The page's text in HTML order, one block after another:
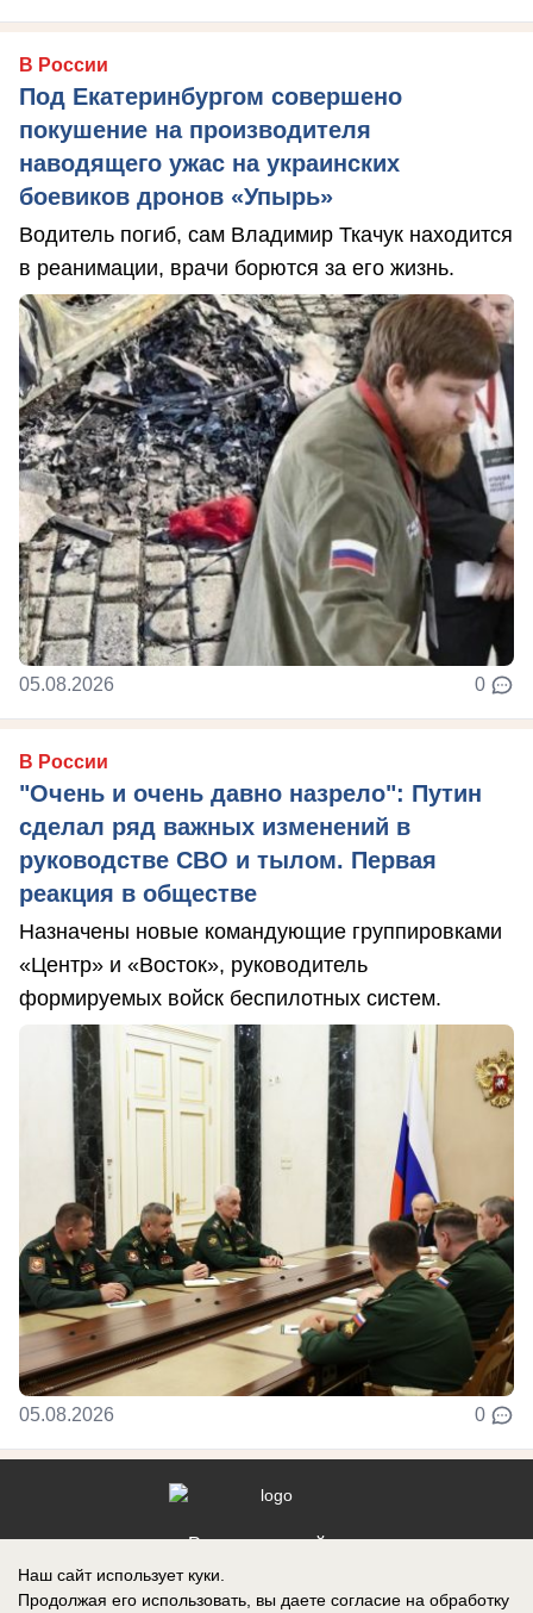
В России
Под Екатеринбургом совершено
покушение на производителя
наводящего ужас на украинских
боевиков дронов «Упырь»
Водитель погиб, сам Владимир Ткачук находится
в реанимации, врачи борются за его жизнь.
05.08.2026 0
В России
"Очень и очень давно назрело": Путин
сделал ряд важных изменений в
руководстве СВО и тылом. Первая
реакция в обществе
Назначены новые командующие группировками
«Центр» и «Восток», руководитель
формируемых войск беспилотных систем.
05.08.2026 0
Реклама на сайте
Наш сайт использует куки.
Продолжая его использовать, вы даете согласие на обработку